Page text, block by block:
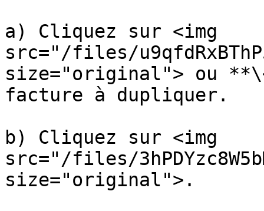
a) Cliquez sur <img
src="/files/
size="original"> ou
facture à dupliquer.
b) Cliquez sur <img
src="/files/
size="original">.